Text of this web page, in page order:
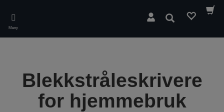
main
content
Meny
Søk
Blekkstråleskrivere
for hjemmebruk